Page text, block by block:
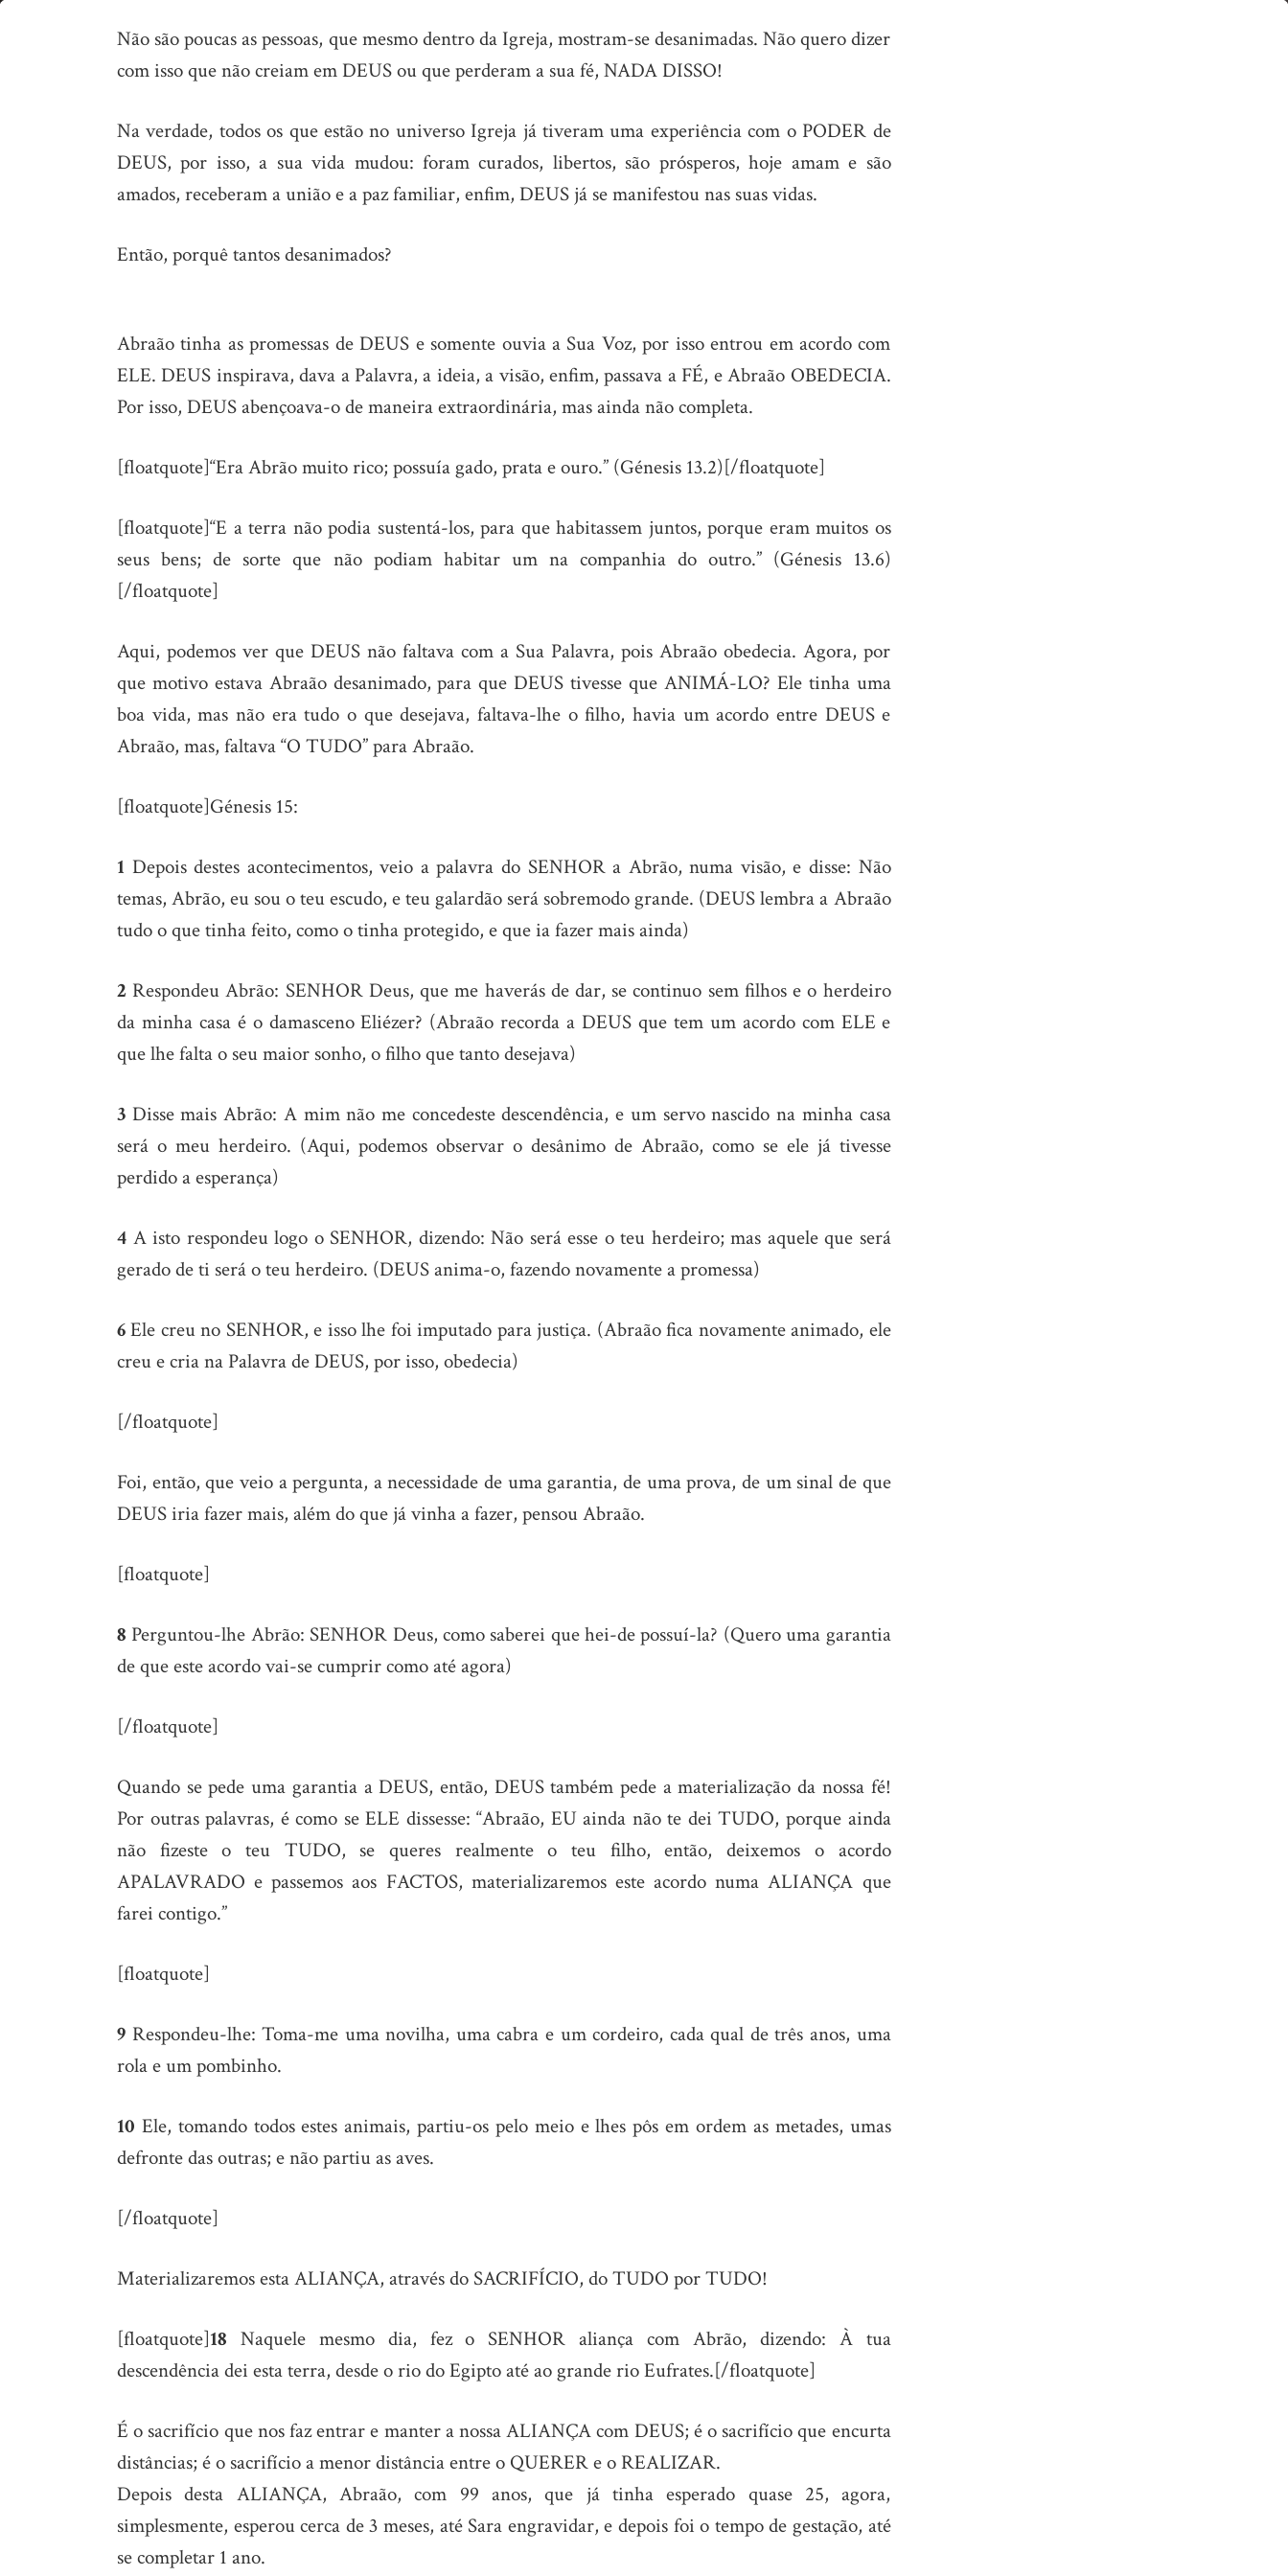
Sente-
se
Não são poucas as pessoas, que mesmo dentro da Igreja, mostram-se desanimadas. Não quero dizer
com isso que não creiam em DEUS ou que perderam a sua fé, NADA DISSO!
Na verdade, todos os que estão no universo Igreja já tiveram uma experiência com o PODER de
DEUS, por isso, a sua vida mudou: foram curados, libertos, são prósperos, hoje amam e são
amados, receberam a união e a paz familiar, enfim, DEUS já se manifestou nas suas vidas.
Então, porquê tantos desanimados?
Abraão tinha as promessas de DEUS e somente ouvia a Sua Voz, por isso entrou em acordo com
ELE. DEUS inspirava, dava a Palavra, a ideia, a visão, enfim, passava a FÉ, e Abraão OBEDECIA.
Por isso, DEUS abençoava-o de maneira extraordinária, mas ainda não completa.
[floatquote]“Era Abrão muito rico; possuía gado, prata e ouro.” (Génesis 13.2)[/floatquote]
[floatquote]“E a terra não podia sustentá-los, para que habitassem juntos, porque eram muitos os
seus bens; de sorte que não podiam habitar um na companhia do outro.” (Génesis 13.6)
[/floatquote]
Aqui, podemos ver que DEUS não faltava com a Sua Palavra, pois Abraão obedecia. Agora, por
que motivo estava Abraão desanimado, para que DEUS tivesse que ANIMÁ-LO? Ele tinha uma
boa vida, mas não era tudo o que desejava, faltava-lhe o filho, havia um acordo entre DEUS e
Abraão, mas, faltava “O TUDO” para Abraão.
[floatquote]Génesis 15:
1 Depois destes acontecimentos, veio a palavra do SENHOR a Abrão, numa visão, e disse: Não
temas, Abrão, eu sou o teu escudo, e teu galardão será sobremodo grande. (DEUS lembra a Abraão
tudo o que tinha feito, como o tinha protegido, e que ia fazer mais ainda)
2 Respondeu Abrão: SENHOR Deus, que me haverás de dar, se continuo sem filhos e o herdeiro
da minha casa é o damasceno Eliézer? (Abraão recorda a DEUS que tem um acordo com ELE e
que lhe falta o seu maior sonho, o filho que tanto desejava)
3 Disse mais Abrão: A mim não me concedeste descendência, e um servo nascido na minha casa
será o meu herdeiro. (Aqui, podemos observar o desânimo de Abraão, como se ele já tivesse
perdido a esperança)
4 A isto respondeu logo o SENHOR, dizendo: Não será esse o teu herdeiro; mas aquele que será
gerado de ti será o teu herdeiro. (DEUS anima-o, fazendo novamente a promessa)
6Ele creu no SENHOR, e isso lhe foi imputado para justiça. (Abraão fica novamente animado, ele
creu e cria na Palavra de DEUS, por isso, obedecia)
[/floatquote]
Foi, então, que veio a pergunta, a necessidade de uma garantia, de uma prova, de um sinal de que
DEUS iria fazer mais, além do que já vinha a fazer, pensou Abraão.
[floatquote]
8 Perguntou-lhe Abrão: SENHOR Deus, como saberei que hei-de possuí-la? (Quero uma garantia
de que este acordo vai-se cumprir como até agora)
[/floatquote]
Quando se pede uma garantia a DEUS, então, DEUS também pede a materialização da nossa fé!
Por outras palavras, é como se ELE dissesse: “Abraão, EU ainda não te dei TUDO, porque ainda
não fizeste o teu TUDO, se queres realmente o teu filho, então, deixemos o acordo
APALAVRADO e passemos aos FACTOS, materializaremos este acordo numa ALIANÇA que
farei contigo.”
[floatquote]
9 Respondeu-lhe: Toma-me uma novilha, uma cabra e um cordeiro, cada qual de três anos, uma
rola e um pombinho.
10 Ele, tomando todos estes animais, partiu-os pelo meio e lhes pôs em ordem as metades, umas
defronte das outras; e não partiu as aves.
[/floatquote]
Materializaremos esta ALIANÇA, através do SACRIFÍCIO, do TUDO por TUDO!
[floatquote]18 Naquele mesmo dia, fez o SENHOR aliança com Abrão, dizendo: À tua
descendência dei esta terra, desde o rio do Egipto até ao grande rio Eufrates.[/floatquote]
É o sacrifício que nos faz entrar e manter a nossa ALIANÇA com DEUS; é o sacrifício que encurta
distâncias; é o sacrifício a menor distância entre o QUERER e o REALIZAR.
Depois desta ALIANÇA, Abraão, com 99 anos, que já tinha esperado quase 25, agora,
simplesmente, esperou cerca de 3 meses, até Sara engravidar, e depois foi o tempo de gestação, até
se completar 1 ano.